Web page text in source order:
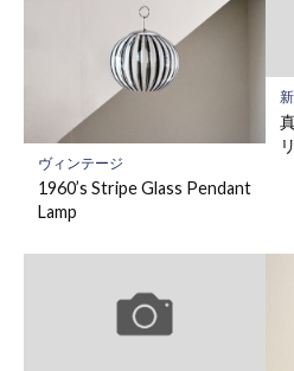
ヴィンテージ
1960’s Stripe Glass Pendant
Lamp